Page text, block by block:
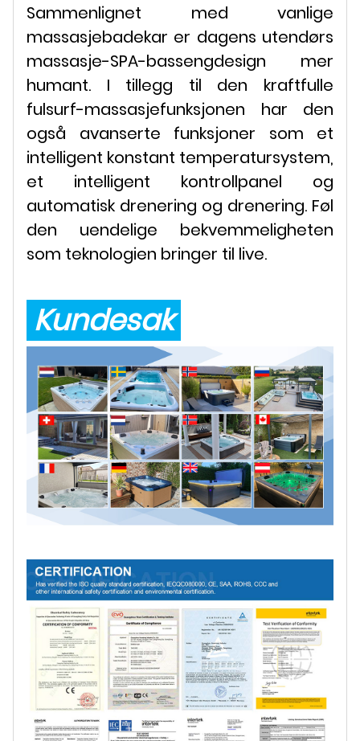
Sammenlignet med vanlige
massasjebadekar er dagens utendørs
massasje-SPA-bassengdesign mer
humant. I tillegg til den kraftfulle
fulsurf-massasjefunksjonen har den
også avanserte funksjoner som et
intelligent konstant temperatursystem,
et intelligent kontrollpanel og
automatisk drenering og drenering. Føl
den uendelige bekvemmeligheten
som teknologien bringer til live.
Kundesak